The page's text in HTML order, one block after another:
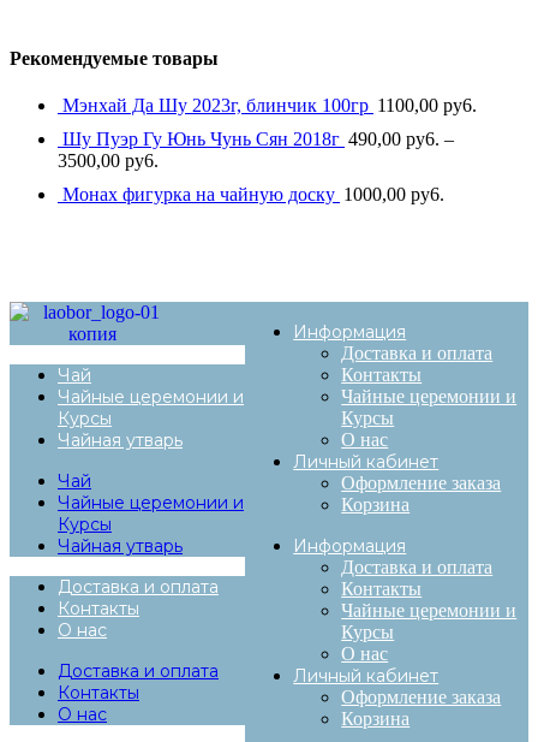
Рекомендуемые товары
Мэнхай Да Шу 2023г, блинчик 100гр 1100,00 py6.
Шу Пуэр Гу Юнь Чунь Сян 2018г 490,00 py6. –
3500,00 py6.
Монах фигурка на чайную доску 1000,00 py6.
Чай
Чайные церемонии и
Курсы
Чайная утварь
Чай
Чайные церемонии и
Курсы
Чайная утварь
Доставка и оплата
Контакты
О нас
Доставка и оплата
Контакты
О нас
Информация
Доставка и оплата
Контакты
Чайные церемонии и
Курсы
О нас
Личный кабинет
Оформление заказа
Корзина
Информация
Доставка и оплата
Контакты
Чайные церемонии и
Курсы
О нас
Личный кабинет
Оформление заказа
Корзина